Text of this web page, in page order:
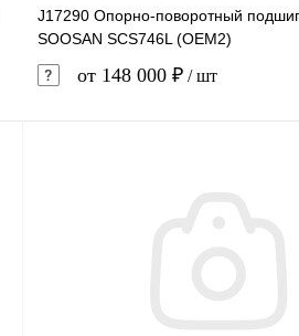
J17290 Опорно-поворотный
SOOSAN SCS746L (OEM2)
от 148 000 ₽ / шт